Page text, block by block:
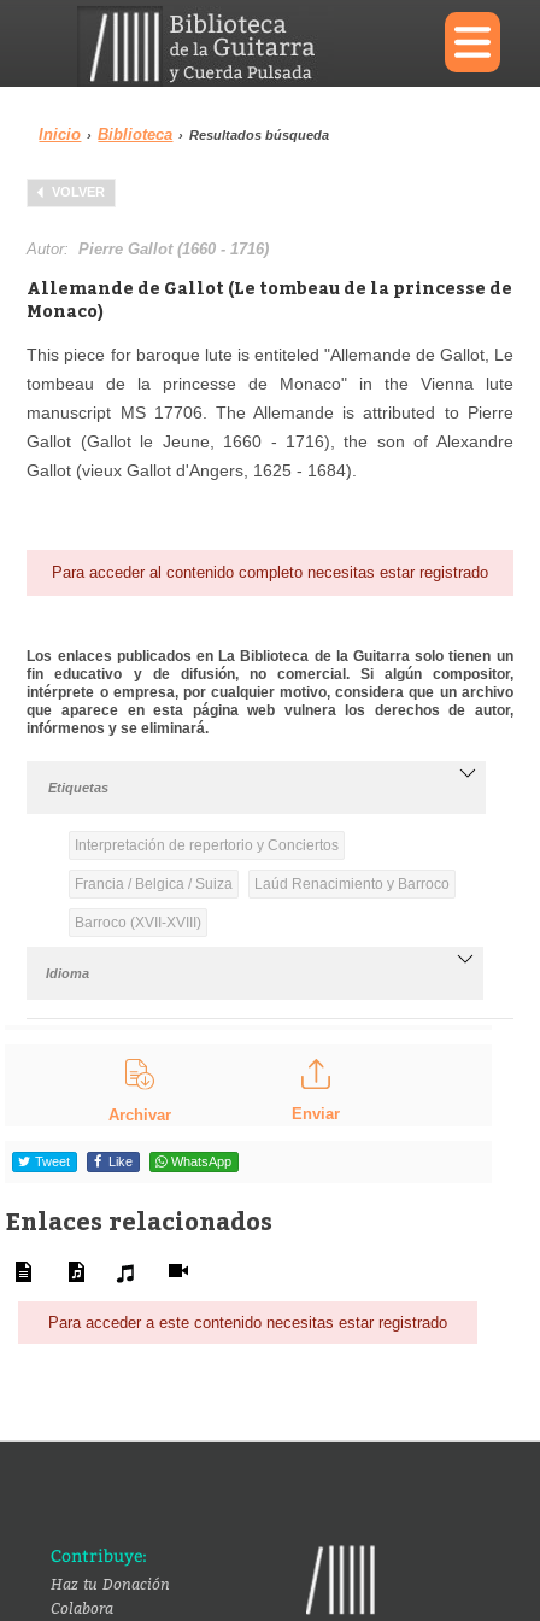
×
Menu
Biblioteca
Área personal
Inicio › Biblioteca › Resultados búsqueda
VOLVER
Autor:Pierre Gallot (1660 - 1716)
Allemande de Gallot (Le tombeau de la princesse de
Monaco)
This piece for baroque lute is entiteled "Allemande de Gallot, Le
tombeau de la princesse de Monaco" in the Vienna lute
manuscript MS 17706. The Allemande is attributed to Pierre
Gallot (Gallot le Jeune, 1660 - 1716), the son of Alexandre
Gallot (vieux Gallot d'Angers, 1625 - 1684).
Para acceder al contenido completo necesitas estar registrado
Los enlaces publicados en La Biblioteca de la Guitarra solo tienen un
fin educativo y de difusión, no comercial. Si algún compositor,
intérprete o empresa, por cualquier motivo, considera que un archivo
que aparece en esta página web vulnera los derechos de autor,
infórmenos y se eliminará.
Etiquetas
Interpretación de repertorio y Conciertos
Francia / Belgica / Suiza Laúd Renacimiento y Barroco
Barroco (XVII-XVIII)
Idioma
Archivar Enviar
Tweet Like WhatsApp
Enlaces relacionados
Para acceder a este contenido necesitas estar registrado
Contribuye:
Haz tu Donación
Colabora